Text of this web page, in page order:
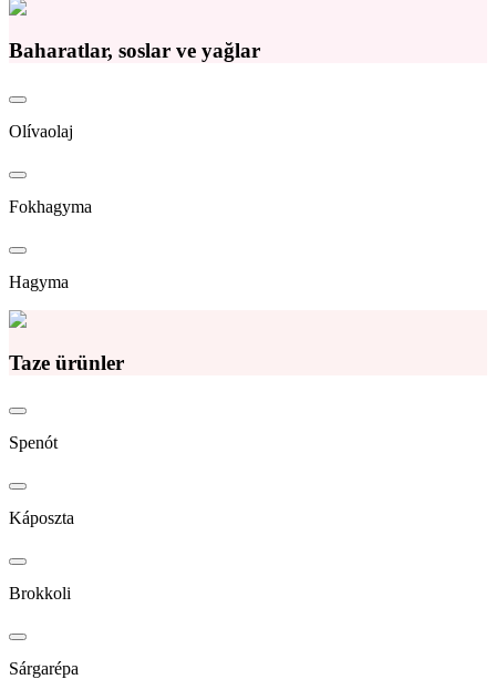
Baharatlar, soslar ve yağlar
Olívaolaj
Fokhagyma
Hagyma
Taze ürünler
Spenót
Káposzta
Brokkoli
Sárgarépa